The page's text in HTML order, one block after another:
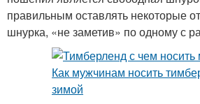
правильным оставлять некоторые
шнурка, «не заметив» по одному с